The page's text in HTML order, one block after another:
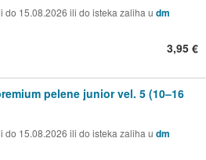
do 15.08.2026 ili do isteka zaliha u dm
3,95 €
pelene junior vel. 5 (10–16
do 15.08.2026 ili do isteka zaliha u dm